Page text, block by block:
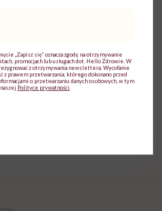
studiów aktywnie działa w
Medycyny IFMSA-Poland, gdzie
funkcję Koordynatora
ds. Zdrowia Publicznego
„Zapisz się” oznacza zgodę na otrzymywanie
promocjach lub usługach dot. Hello Zdrowie. W
z otrzymywania newslettera. Wycofanie
z prawem przetwarzania, którego dokonano przed
o przetwarzaniu danych osobowych, w tym
Polityce prywatności